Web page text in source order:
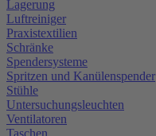
Lagerung
Luftreiniger
Praxistextilien
Schränke
Spendersysteme
Spritzen und Kanülenspender
Stühle
Untersuchungsleuchten
Ventilatoren
Taschen